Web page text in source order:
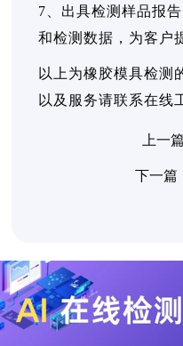
7、出具检测样品报
和检测数据，为客户
以上为橡胶模具检测
以及服务请联系在线
上一
下一篇